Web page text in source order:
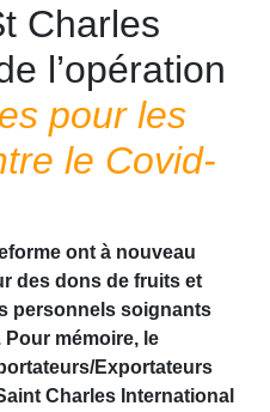
Charles
l’opération
pour les
le Covid-
ont à nouveau
des dons de fruits et
personnels soignants
Pour mémoire, le
Exportateurs
Charles International